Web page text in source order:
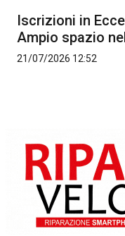
Iscrizioni in
Ampio spazio
21/07/2026 12:52